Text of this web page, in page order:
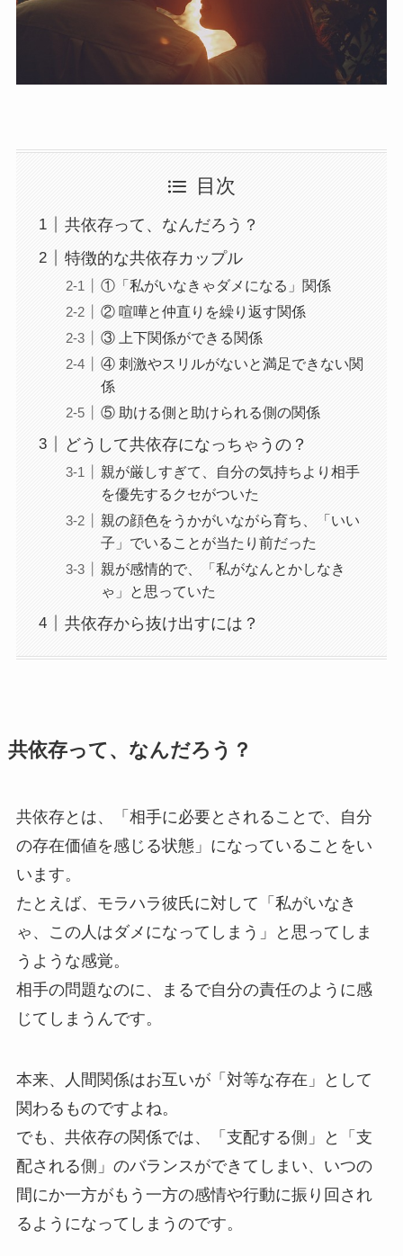
目次
共依存って、なんだろう？
特徴的な共依存カップル
①「私がいなきゃダメになる」関係
② 喧嘩と仲直りを繰り返す関係
③ 上下関係ができる関係
④ 刺激やスリルがないと満足できない関
係
⑤ 助ける側と助けられる側の関係
どうして共依存になっちゃうの？
親が厳しすぎて、自分の気持ちより相手
を優先するクセがついた
親の顔色をうかがいながら育ち、「いい
子」でいることが当たり前だった
親が感情的で、「私がなんとかしなき
ゃ」と思っていた
共依存から抜け出すには？
共依存って、なんだろう？
共依存とは、「相手に必要とされることで、自分
の存在価値を感じる状態」になっていることをい
います。
たとえば、モラハラ彼氏に対して「私がいなき
ゃ、この人はダメになってしまう」と思ってしま
うような感覚。
相手の問題なのに、まるで自分の責任のように感
じてしまうんです。
本来、人間関係はお互いが「対等な存在」として
関わるものですよね。
でも、共依存の関係では、「支配する側」と「支
配される側」のバランスができてしまい、いつの
間にか一方がもう一方の感情や行動に振り回され
るようになってしまうのです。